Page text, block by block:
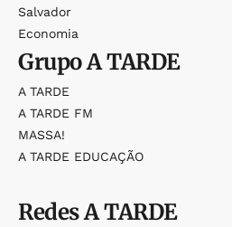
Salvador
Economia
GrupoA TARDE
A TARDE
A TARDE FM
MASSA!
A TARDE EDUCAÇÃO
RedesA TARDE